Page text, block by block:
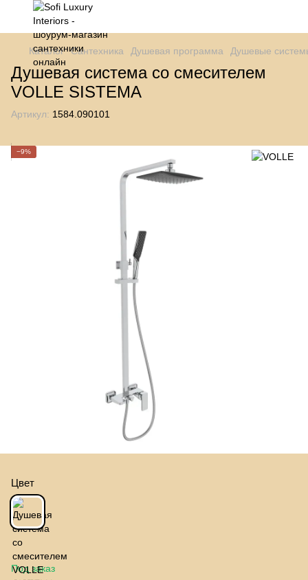
Каталог Сантехника Душевая программа Душевые
Душевая система со смесителем
VOLLE SISTEMA
Артикул: 1584.090101
−9%
Цвет
Под заказ